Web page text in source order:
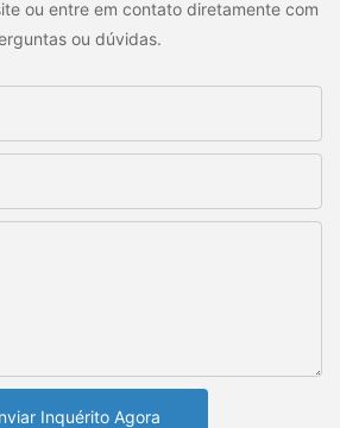
ou entre em contato diretamente com
ou dúvidas.
Inquérito Agora